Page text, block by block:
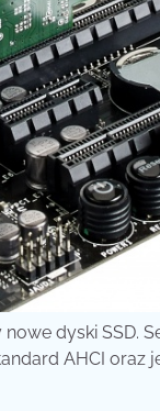
dyski SSD.
AHCI